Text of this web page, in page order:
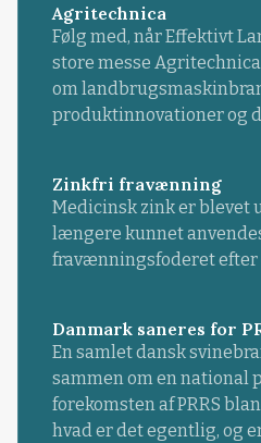
Agritechnica
Følg med, når Effektivt
store messe
om
produktinnovationer og
Zinkfri fravænning
Medicinsk zink er blevet
længere kunnet
fravænningsfoderet efter
Danmark saneres for
En samlet dansk
sammen om en national
forekomsten af PRRS
hvad er det egentlig, og